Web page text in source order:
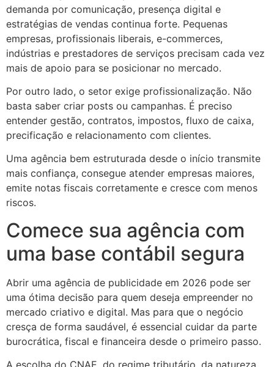
demanda por comunicação, presença digital e
estratégias de vendas continua forte. Pequenas
empresas, profissionais liberais, e-commerces,
indústrias e prestadores de serviços precisam cada vez
mais de apoio para se posicionar no mercado.
Por outro lado, o setor exige profissionalização. Não
basta saber criar posts ou campanhas. É preciso
entender gestão, contratos, impostos, fluxo de caixa,
precificação e relacionamento com clientes.
Uma agência bem estruturada desde o início transmite
mais confiança, consegue atender empresas maiores,
emite notas fiscais corretamente e cresce com menos
riscos.
Comece sua agência com
uma base contábil segura
Abrir uma agência de publicidade em 2026 pode ser
uma ótima decisão para quem deseja empreender no
mercado criativo e digital. Mas para que o negócio
cresça de forma saudável, é essencial cuidar da parte
burocrática, fiscal e financeira desde o primeiro passo.